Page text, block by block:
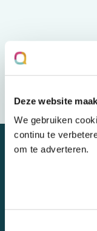
Deze website
We gebruiken
continu te
om te adverteren.